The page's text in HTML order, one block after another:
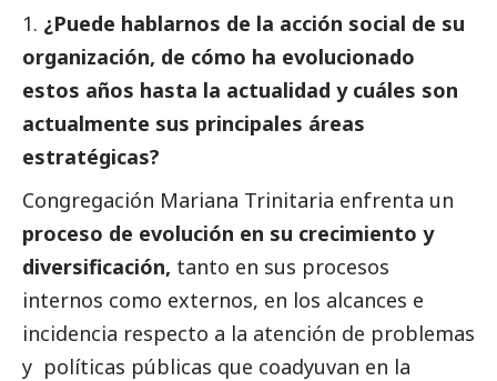
¿Puede hablarnos de la acción social de su
organización, de cómo ha evolucionado
estos años hasta la actualidad y cuáles son
actualmente sus principales áreas
estratégicas?
Congregación Mariana Trinitaria enfrenta un
proceso de evolución en su crecimiento y
diversificación, tanto en sus procesos
internos como externos, en los alcances e
incidencia respecto a la atención de problemas
y políticas públicas que coadyuvan en la